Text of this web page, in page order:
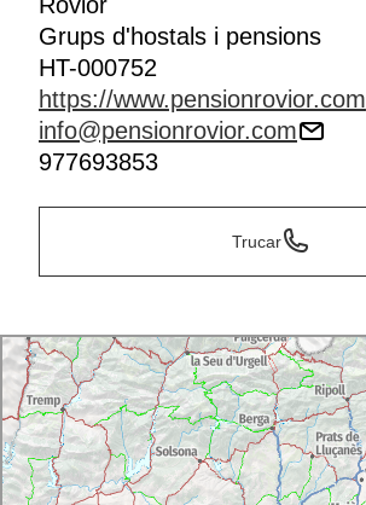
Grups d'hostals i pensions
HT-000752
https://www.pensionrovior.com
info@pensionrovior.com
977693853
Trucar